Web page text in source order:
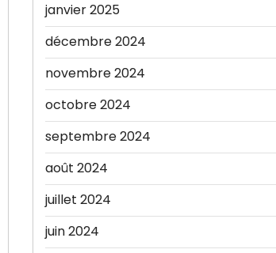
janvier 2025
décembre 2024
novembre 2024
octobre 2024
septembre 2024
août 2024
juillet 2024
juin 2024